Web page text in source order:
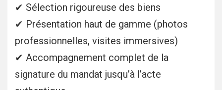
✔ Sélection rigoureuse des biens
✔ Présentation haut de gamme (photos
professionnelles, visites immersives)
✔ Accompagnement complet de la
signature du mandat jusqu’à l’acte